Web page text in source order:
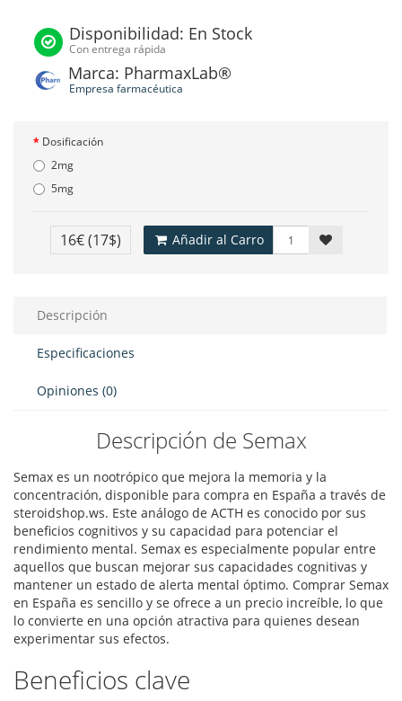
Disponibilidad: En Stock
Con entrega rápida
Marca: PharmaxLab®
Empresa farmacéutica
Dosificación
2mg
5mg
16€(17$) Añadir al Carro
Descripción
Especificaciones
Opiniones (0)
Descripción de Semax
Semax es un nootrópico que mejora la memoria y la
concentración, disponible para compra en España a través de
steroidshop.ws. Este análogo de ACTH es conocido por sus
beneficios cognitivos y su capacidad para potenciar el
rendimiento mental. Semax es especialmente popular entre
aquellos que buscan mejorar sus capacidades cognitivas y
mantener un estado de alerta mental óptimo. Comprar Semax
en España es sencillo y se ofrece a un precio increíble, lo que
lo convierte en una opción atractiva para quienes desean
experimentar sus efectos.
Beneficios clave